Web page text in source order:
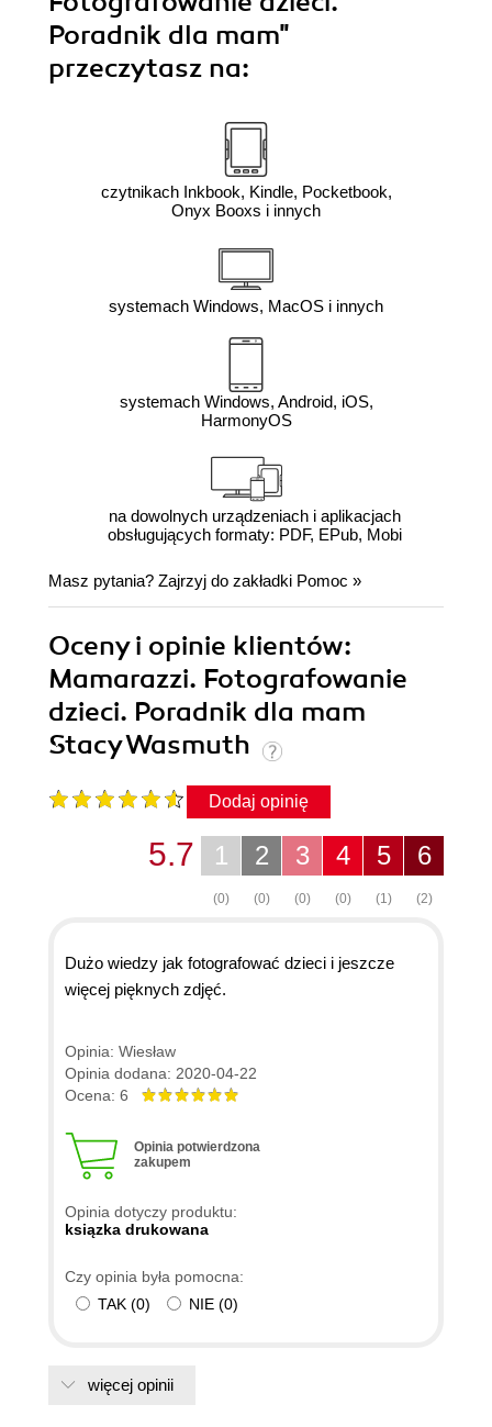
Poradnik dla mam"
przeczytasz na:
czytnikach Inkbook, Kindle, Pocketbook,
Onyx Booxs i innych
systemach Windows, MacOS i innych
systemach Windows, Android, iOS,
HarmonyOS
na dowolnych urządzeniach i aplikacjach
obsługujących formaty: PDF, EPub, Mobi
Masz pytania? Zajrzyj do zakładki Pomoc »
Oceny i opinie klientów:
Mamarazzi. Fotografowanie
dzieci. Poradnik dla mam
Stacy Wasmuth
Dodaj opinię
6
(2)
5
(1)
4
(0)
3
(0)
2
(0)
1
(0)
5.7
Dużo wiedzy jak fotografować dzieci i jeszcze
więcej pięknych zdjęć.
Opinia: Wiesław
Opinia dodana: 2020-04-22
Ocena: 6
Opinia potwierdzona
zakupem
Opinia dotyczy produktu:
ksiązka drukowana
Czy opinia była pomocna:
TAK (0) NIE (0)
więcej opinii